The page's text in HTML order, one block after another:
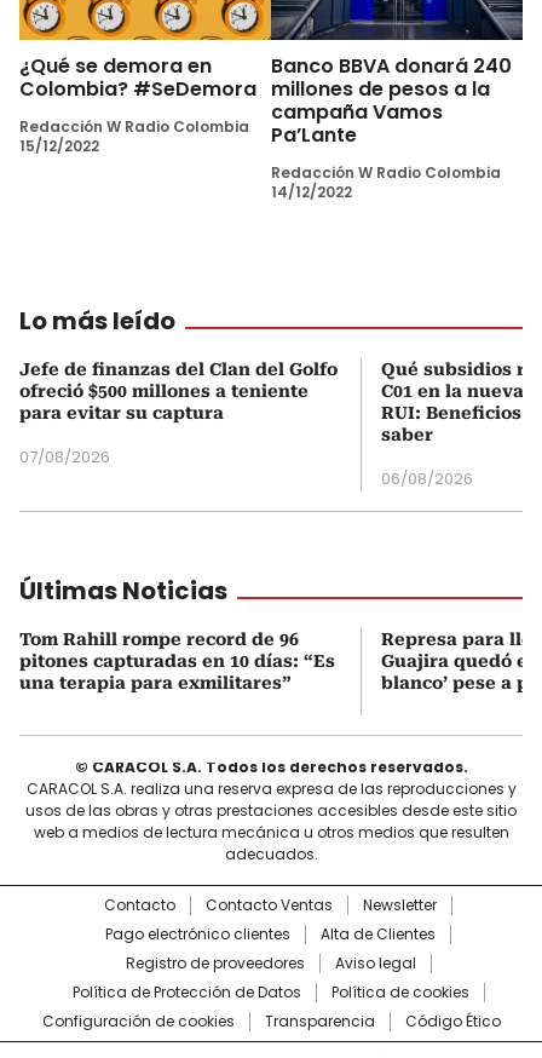
¿Qué se demora en
Colombia? #SeDemora
Redacción W Radio Colombia
15/12/2022
Banco BBVA donará 240
millones de pesos a la
campaña Vamos
Pa’Lante
Redacción W Radio Colombia
14/12/2022
Lo más leído
Jefe de finanzas del Clan del Golfo
ofreció $500 millones a teniente
para evitar su captura
07/08/2026
Qué subsidios
C01 en la nueva
RUI: Beneficios
saber
06/08/2026
Últimas Noticias
Tom Rahill rompe record de 96
pitones capturadas en 10 días: “Es
una terapia para exmilitares”
Represa para
Guajira quedó en
blanco’ pese a
© CARACOL S.A. Todos los derechos reservados.
CARACOL S.A. realiza una reserva expresa de las reproducciones y
usos de las obras y otras prestaciones accesibles desde este sitio
web a medios de lectura mecánica u otros medios que resulten
adecuados.
Contacto Contacto Ventas
Newsletter
Pago electrónico clientes
Alta de Clientes
Registro de proveedores
Aviso legal
Política de Protección de Datos
Política de cookies
Configuración de cookies
Transparencia Código Ético